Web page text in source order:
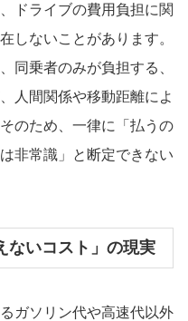
ドライブの費用負担に関
しないことがあります。
同乗者のみが負担する、
人間関係や移動距離によ
のため、一律に「払うの
非常識」と断定できない
ないコスト」の現実
ガソリン代や高速代以外